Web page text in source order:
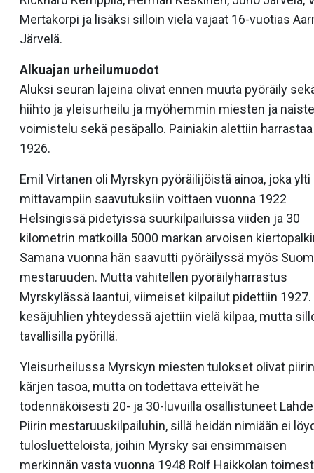
Mertakorpi ja lisäksi silloin vielä vajaat 16-vuotias
Järvelä.
Alkuajan urheilumuodot
Aluksi seuran lajeina olivat ennen muuta pyöräily
hiihto ja yleisurheilu ja myöhemmin miesten ja
voimistelu sekä pesäpallo. Painiakin alettiin harrastaa
1926.
Emil Virtanen oli Myrskyn pyöräilijöistä ainoa, joka ylti
mittavampiin saavutuksiin voittaen vuonna 1922
Helsingissä pidetyissä suurkilpailuissa viiden ja 30
kilometrin matkoilla 5000 markan arvoisen
Samana vuonna hän saavutti pyöräilyssä myös
mestaruuden. Mutta vähitellen pyöräilyharrastus
Myrskylässä laantui, viimeiset kilpailut pidettiin 1927.
kesäjuhlien yhteydessä ajettiin vielä kilpaa, mutta
tavallisilla pyörillä.
Yleisurheilussa Myrskyn miesten tulokset olivat piirin
kärjen tasoa, mutta on todettava etteivät he
todennäköisesti 20- ja 30-luvuilla osallistuneet
Piirin mestaruuskilpailuhin, sillä heidän nimiään ei
tulosluetteloista, joihin Myrsky sai ensimmäisen
merkinnän vasta vuonna 1948 Rolf Haikkolan